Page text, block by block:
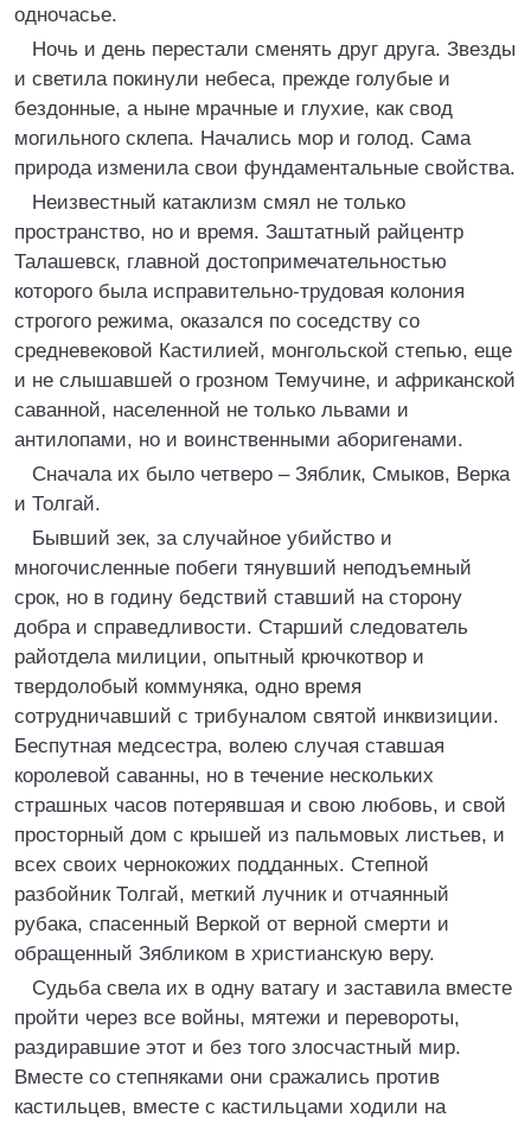
одночасье.
Ночь и день перестали сменять друг друга. Звезды
и светила покинули небеса, прежде голубые и
бездонные, а ныне мрачные и глухие, как свод
могильного склепа. Начались мор и голод. Сама
природа изменила свои фундаментальные свойства.
Неизвестный катаклизм смял не только
пространство, но и время. Заштатный райцентр
Талашевск, главной достопримечательностью
которого была исправительно-трудовая колония
строгого режима, оказался по соседству со
средневековой Кастилией, монгольской степью, еще
и не слышавшей о грозном Темучине, и африканской
саванной, населенной не только львами и
антилопами, но и воинственными аборигенами.
Сначала их было четверо – Зяблик, Смыков, Верка
и Толгай.
Бывший зек, за случайное убийство и
многочисленные побеги тянувший неподъемный
срок, но в годину бедствий ставший на сторону
добра и справедливости. Старший следователь
райотдела милиции, опытный крючкотвор и
твердолобый коммуняка, одно время
сотрудничавший с трибуналом святой инквизиции.
Беспутная медсестра, волею случая ставшая
королевой саванны, но в течение нескольких
страшных часов потерявшая и свою любовь, и свой
просторный дом с крышей из пальмовых листьев, и
всех своих чернокожих подданных. Степной
разбойник Толгай, меткий лучник и отчаянный
рубака, спасенный Веркой от верной смерти и
обращенный Зябликом в христианскую веру.
Судьба свела их в одну ватагу и заставила вместе
пройти через все войны, мятежи и перевороты,
раздиравшие этот и без того злосчастный мир.
Вместе со степняками они сражались против
кастильцев, вместе с кастильцами ходили на